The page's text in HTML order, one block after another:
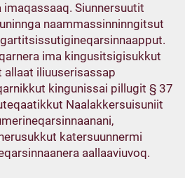
Siunnersuutit
naammassinninngitsut
ima kingusitsigisukkut
iliuuserisassap
kingunissai pillugit § 37
Naalakkersuisuniit
katersuunnermi
aallaaviuvoq.